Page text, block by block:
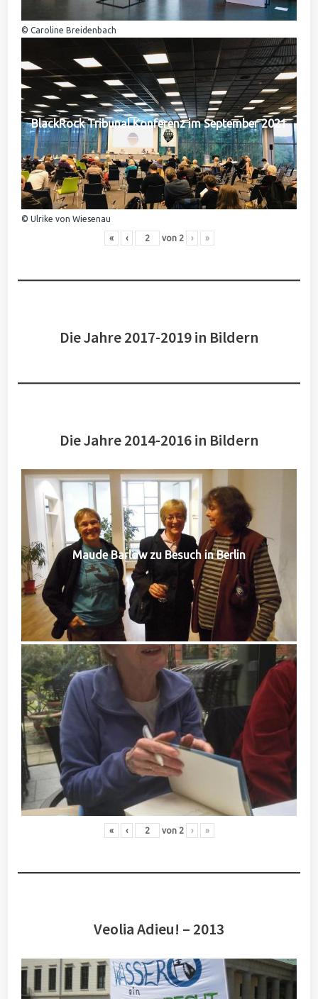
© Caroline Breidenbach
BlackRock Tribunal Konferenz im September 2021
© Ulrike von Wiesenau
« ‹ von 2 › »
Die Jahre 2017-2019 in Bildern
Die Jahre 2014-2016 in Bildern
Maude Barlow zu Besuch in Berlin
« ‹ von 2 › »
Veolia Adieu! – 2013